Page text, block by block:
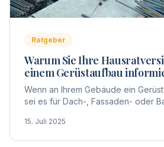
Ratgeber
Warum Sie Ihre
einem Gerüstaufbau
Wenn an Ihrem Gebäude ein
sei es für Dach-, Fassaden- oder
sondern auch jeden einzelnen
15. Juli 2025